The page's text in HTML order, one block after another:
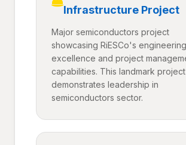
Infrastructure Project
Major semiconductors project
showcasing RiESCo's engineering
excellence and project
capabilities. This landmark project
demonstrates leadership in
semiconductors sector.